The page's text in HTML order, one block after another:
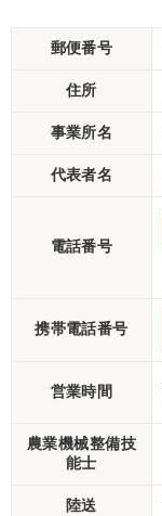
郵便番号
住所
事業所名
代表者名
電話番号
携帯電話番号
営業時間
農業機械整備技
能士
陸送